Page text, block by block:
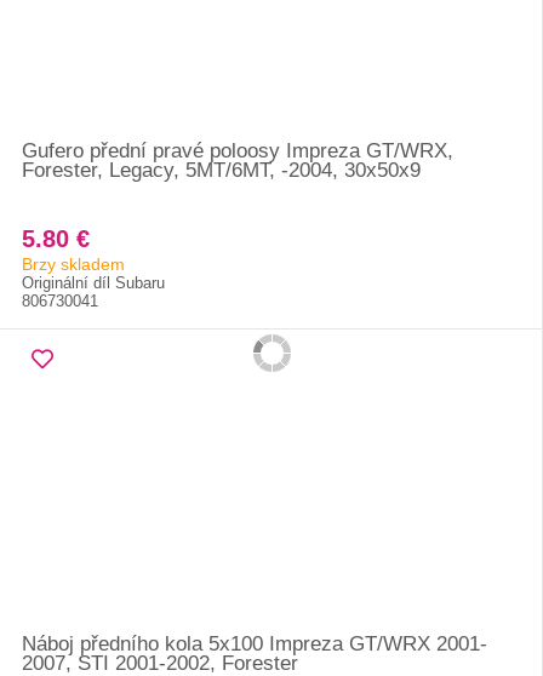
Gufero přední pravé poloosy Impreza GT/WRX,
Forester, Legacy, 5MT/6MT, -2004, 30x50x9
5.80 €
Brzy skladem
Originální díl Subaru
806730041
Náboj předního kola 5x100 Impreza GT/WRX 2001-
2007, STI 2001-2002, Forester